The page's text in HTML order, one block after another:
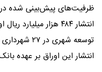
انتشار ۴۸۴ هزار
توسعه
انتشار این اوراق بر عهده